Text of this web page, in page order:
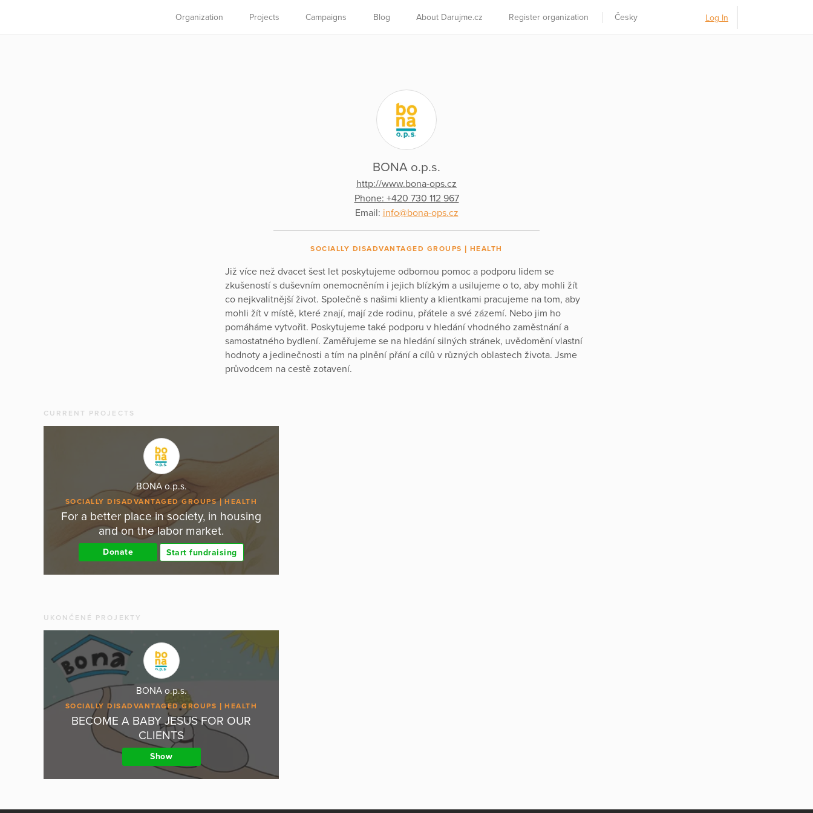
Organization Projects Campaigns Blog About Darujme.cz Register organization Česky Log In
BONA o.p.s.
http://www.bona-ops.cz
Phone: +420 730 112 967
Email: info@bona-ops.cz
SOCIALLY DISADVANTAGED GROUPS HEALTH
Již více než dvacet šest let poskytujeme odbornou pomoc a podporu lidem se
zkušeností s duševním onemocněním i jejich blízkým a usilujeme o to, aby mohli žít
co nejkvalitnější život. Společně s našimi klienty a klientkami pracujeme na tom, aby
mohli žít v místě, které znají, mají zde rodinu, přátele a své zázemí. Nebo jim ho
pomáháme vytvořit. Poskytujeme také podporu v hledání vhodného zaměstnání a
samostatného bydlení. Zaměřujeme se na hledání silných stránek, uvědomění vlastní
hodnoty a jedinečnosti a tím na plnění přání a cílů v různých oblastech života. Jsme
průvodcem na cestě zotavení.
CURRENT PROJECTS
BONA o.p.s.
SOCIALLY DISADVANTAGED GROUPS HEALTH
For a better place in society, in housing
and on the labor market.
Donate Start fundraising
UKONČENÉ PROJEKTY
BONA o.p.s.
SOCIALLY DISADVANTAGED GROUPS HEALTH
BECOME A BABY JESUS FOR OUR
CLIENTS
Show